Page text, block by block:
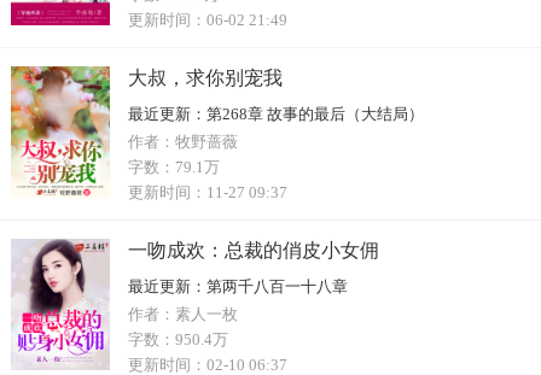
更新时间： 06-02 21:49
大叔，求你别宠我
最近更新： 第268章 故事的最后（大结局）
作者： 牧野蔷薇
字数： 79.1万
更新时间： 11-27 09:37
一吻成欢：总裁的俏皮小女佣
最近更新： 第两千八百一十八章
作者： 素人一枚
字数： 950.4万
更新时间： 02-10 06:37